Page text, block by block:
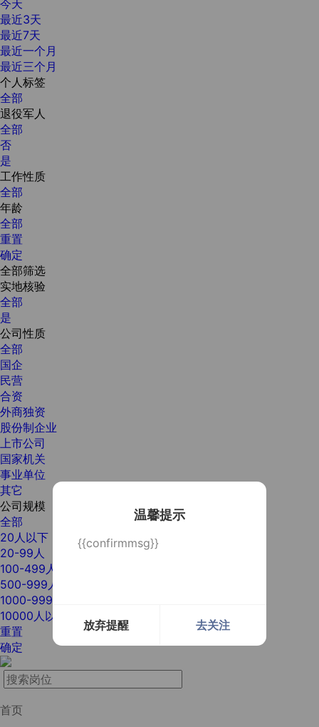
温馨提示
{{confirmmsg}}
放弃提醒 去关注
今天
最近3天
最近7天
最近一个月
最近三个月
个人标签
全部
退役军人
全部
否
是
工作性质
全部
年龄
全部
重置
确定
全部筛选
实地核验
全部
是
公司性质
全部
国企
民营
合资
外商独资
股份制企业
上市公司
国家机关
事业单位
其它
公司规模
全部
20人以下
20-99人
100-499人
500-999人
1000-9999人
10000人以上
重置
确定
首页